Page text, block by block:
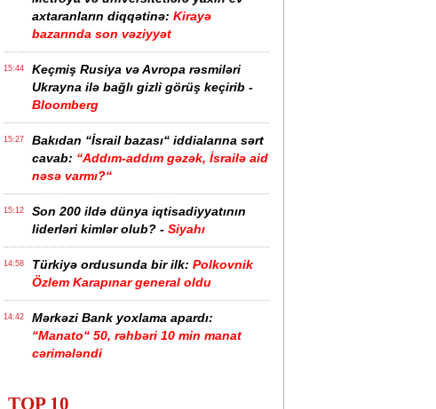
axtaranların diqqətinə: Kirayə
bazarında son vəziyyət
15:44
Keçmiş Rusiya və Avropa rəsmiləri
Ukrayna ilə bağlı gizli görüş keçirib -
Bloomberg
15:27
Bakıdan “İsrail bazası“ iddialarına sərt
cavab: “Addım-addım gəzək, İsrailə aid
nəsə varmı?“
15:12
Son 200 ildə dünya iqtisadiyyatının
liderləri kimlər olub? - Siyahı
14:58 Türkiyə ordusunda bir ilk: Polkovnik
Özlem Karapınar general oldu
14:42
Mərkəzi Bank yoxlama apardı:
“Manato“ 50, rəhbəri 10 min manat
cərimələndi
TOP 10